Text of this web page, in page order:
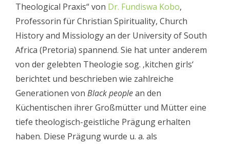
Theological Praxis“ von Dr. Fundiswa Kobo,
Professorin für Christian Spirituality, Church
History and Missiology an der University of South
Africa (Pretoria) spannend. Sie hat unter anderem
von der gelebten Theologie sog. ‚kitchen girls‘
berichtet und beschrieben wie zahlreiche
Generationen von Black peoplean den
Küchentischen ihrer Großmütter und Mütter eine
tiefe theologisch-geistliche Prägung erhalten
haben. Diese Prägung wurde u. a. als